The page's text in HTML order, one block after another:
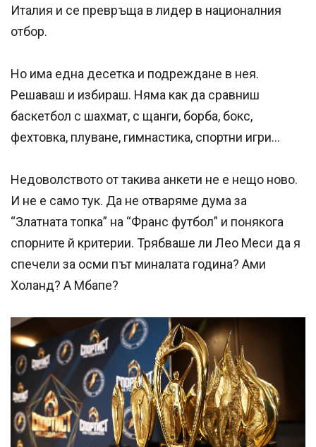
Успешно
излязохте от
профила си!
Италия и се превръща в лидер в националния
отбор.
Но има една десетка и подреждане в нея.
Решаваш и избираш. Няма как да сравниш
баскетбол с шахмат, с щанги, борба, бокс,
фехтовка, плуване, гимнастика, спортни игри…
Недоволството от такива анкети не е нещо ново.
И не е само тук. Да не отваряме дума за
“Златната топка” на “Франс футбол” и понякога
спорните й критерии. Трябваше ли Лео Меси да я
спечели за осми път миналата година? Ами
Холанд? А Мбапе?